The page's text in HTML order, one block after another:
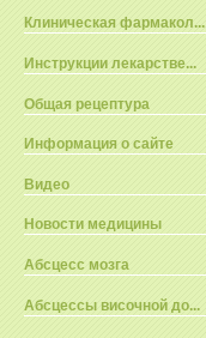
Клиническая фармакол...
Инструкции лекарстве...
Общая рецептура
Информация о сайте
Видео
Новости медицины
Абсцесс мозга
Абсцессы височной до...